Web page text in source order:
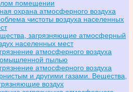
помещении
охрана атмосферного воздуха
чистоты воздуха населенных
загрязняющие атмосферный
населенных мест
атмосферного воздуха
пылью
атмосферного воздуха
и другими газами. Вещества,
воздух